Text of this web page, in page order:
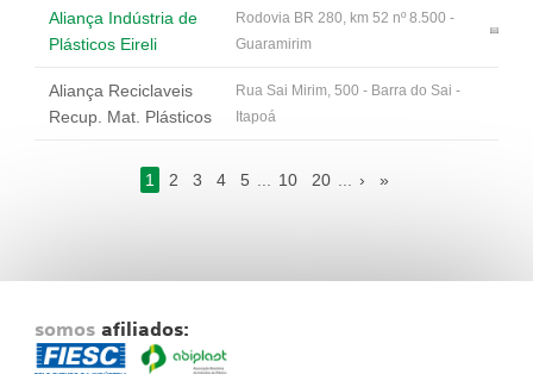
Aliança Indústria de
Plásticos Eireli
Rodovia BR 280, km 52 nº 8.500 -
Guaramirim
Aliança Reciclaveis
Recup. Mat. Plásticos
Rua Sai Mirim, 500 - Barra do Sai -
Itapoá
1 2 3 4 5 10 20 › »
somos afiliados: